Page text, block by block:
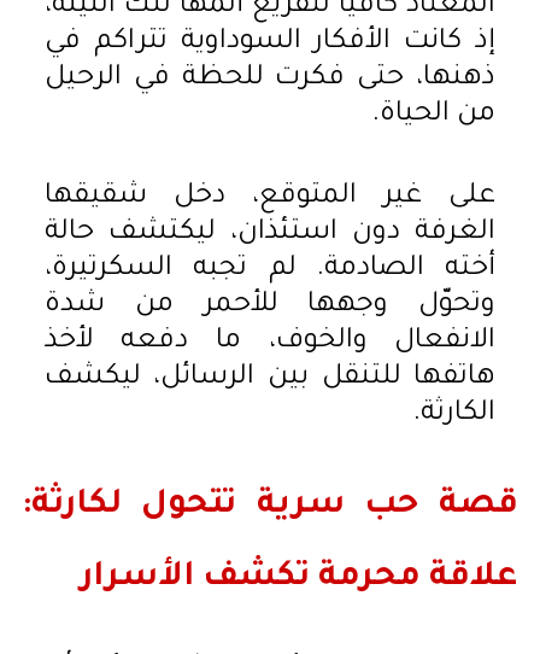
المعتاد كافيًا لتفريغ ألمها تلك الليلة،
إذ كانت الأفكار السوداوية تتراكم في
ذهنها، حتى فكرت للحظة في الرحيل
من الحياة.
على غير المتوقع، دخل شقيقها
الغرفة دون استئذان، ليكتشف حالة
أخته الصادمة. لم تجبه السكرتيرة،
وتحوّل وجهها للأحمر من شدة
الانفعال والخوف، ما دفعه لأخذ
هاتفها للتنقل بين الرسائل، ليكشف
الكارثة.
قصة حب سرية تتحول لكارثة:
علاقة محرمة تكشف الأسرار